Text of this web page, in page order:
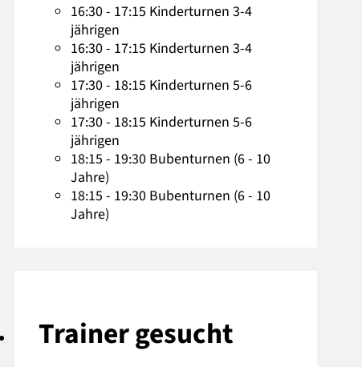
16:30 - 17:15 Kinderturnen 3-4
jährigen
16:30 - 17:15 Kinderturnen 3-4
jährigen
17:30 - 18:15 Kinderturnen 5-6
jährigen
17:30 - 18:15 Kinderturnen 5-6
jährigen
18:15 - 19:30 Bubenturnen (6 - 10
Jahre)
18:15 - 19:30 Bubenturnen (6 - 10
Jahre)
Trainer gesucht